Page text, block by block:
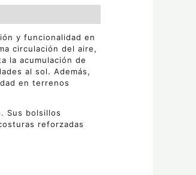
y funcionalidad en
circulación del aire,
la acumulación de
al sol. Además,
en terrenos
Sus bolsillos
reforzadas